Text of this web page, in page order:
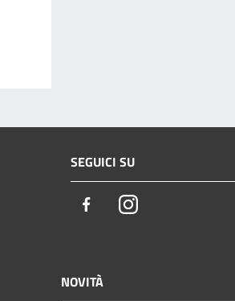
SEGUICI SU
FacebookInstagram
NOVITÀ